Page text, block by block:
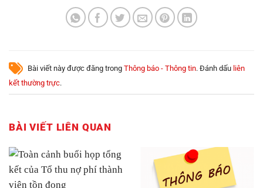
Bài viết này được đăng trong Thông báo - Thông tin. Đánh dấu liên
kết thường trực.
BÀI VIẾT LIÊN QUAN